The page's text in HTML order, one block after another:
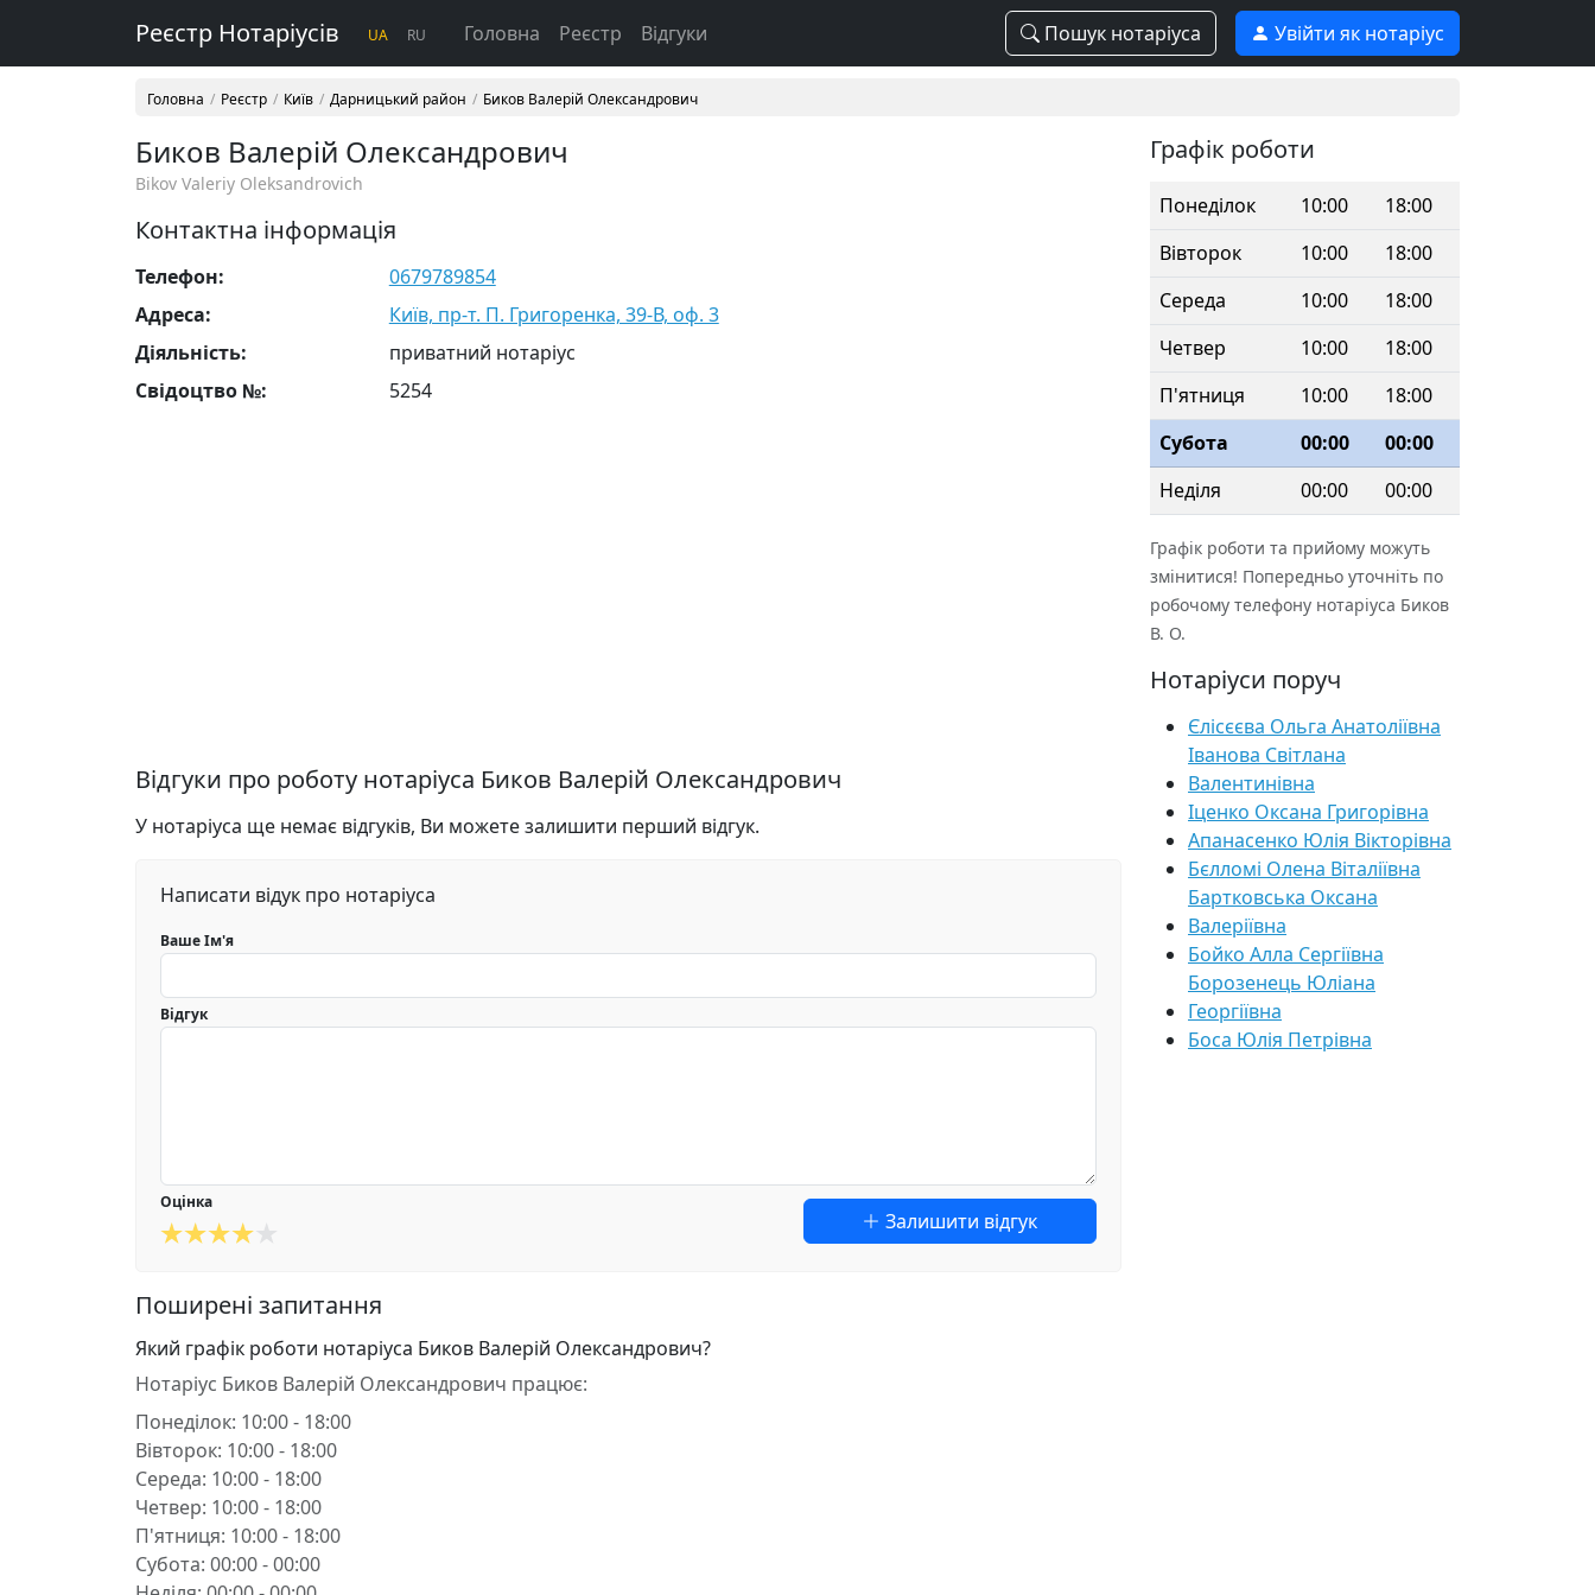
Реєстр Нотаріусів UA RU Головна Реєстр Відгуки Пошук нотаріуса Увійти як нотаріус
Головна Реєстр Київ Дарницький район Биков Валерій Олександрович
Биков Валерій Олександрович
Bikov Valeriy Oleksandrovich
Контактна інформація
Телефон:
0679789854
Адреса:
Київ, пр-т. П. Григоренка, 39-В, оф. 3
Діяльність:
приватний нотаріус
Свідоцтво №:
5254
Відгуки про роботу нотаріуса Биков Валерій Олександрович
У нотаріуса ще немає відгуків, Ви можете залишити перший відгук.
Написати відук про нотаріуса
Ваше Ім'я
Відгук
Оцінка
Залишити відгук
Поширені запитання
Який графік роботи нотаріуса Биков Валерій Олександрович?
Нотаріус Биков Валерій Олександрович працює:
Понеділок: 10:00 - 18:00
Вівторок: 10:00 - 18:00
Середа: 10:00 - 18:00
Четвер: 10:00 - 18:00
П'ятниця: 10:00 - 18:00
Субота: 00:00 - 00:00
Графік роботи
Понеділок 10:00
18:00
Вівторок
10:00
18:00
Середа
10:00
18:00
Четвер
10:00
18:00
П'ятниця
10:00
18:00
Субота
00:00
00:00
Неділя
00:00 00:00
Графік роботи та прийому можуть
змінитися! Попередньо уточніть по
робочому телефону нотаріуса Биков
В. О.
Нотаріуси поруч
Єлісєєва Ольга Анатоліївна
Іванова Світлана
Валентинівна
Іценко Оксана Григорівна
Апанасенко Юлія Вікторівна
Бєлломі Олена Віталіївна
Бартковська Оксана
Валеріївна
Бойко Алла Сергіївна
Борозенець Юліана
Георгіївна
Боса Юлія Петрівна